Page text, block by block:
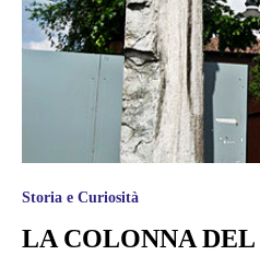
Storia e Curiosità
LA COLONNA